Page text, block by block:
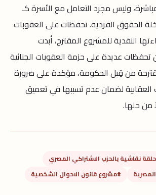
وليس مجرد التعامل مع الأسرة كـ
الحقوق الفردية. تحفظات على العقوبات
النقدية للمشروع المقترح، أبدت
تحفظات عديدة على حزمة العقوبات الجنائية
من قِبل الحكومة، مؤكدة على ضرورة
لضمان عدم تسببها في تعميق
من حلها.
نقاشية بالحزب الاشتراكي المصري
#مشروع قانون الاحوال الشخصية